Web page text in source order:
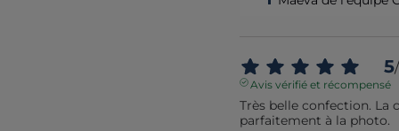
5/
Avis vérifié et récompensé
Très belle confection. La
parfaitement à la photo.